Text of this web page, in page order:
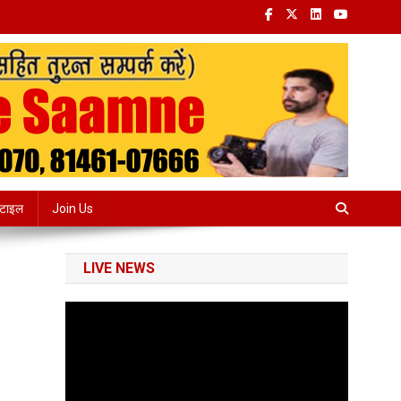
Join Us
LIVE NEWS